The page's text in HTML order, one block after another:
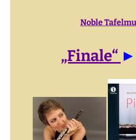
Noble
„Finale“ ►